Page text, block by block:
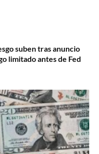
suben tras anuncio
limitado antes de Fed